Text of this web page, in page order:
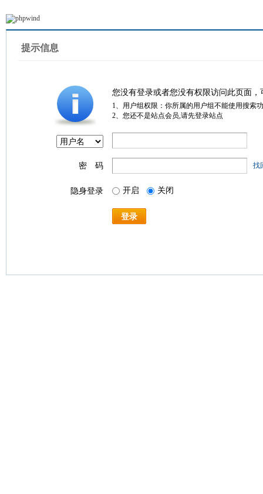
提示信息
您没有登录或者您没有权限访问此页面
1、用户组权限：你所属的用户组不能使用搜索
2、您还不是站点会员,请先登录站点
密 码 找
隐身登录 开启 关闭
登录